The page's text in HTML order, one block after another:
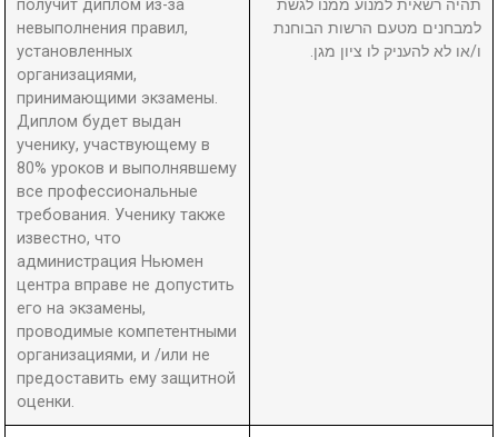
получит диплом из-за
невыполнения правил,
установленных
организациями,
принимающими экзамены.
Диплом будет выдан
ученику, участвующему в
80% уроков и выполнявшему
все профессиональные
требования. Ученику также
известно, что
администрация Ньюмен
центра вправе не допустить
его на экзамены,
проводимые компетентными
организациями, и /или не
предоставить ему защитной
оценки.
תהיה רשאית למנוע ממנו לגשת
למבחנים מטעם הרשות הבוחנת
ו/או לא להעניק לו ציון מגן.